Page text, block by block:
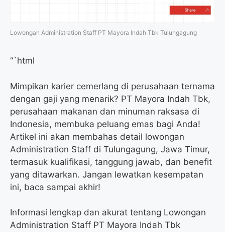
Lowongan Administration Staff PT Mayora Indah Tbk Tulungagung
“`html
Mimpikan karier cemerlang di perusahaan ternama
dengan gaji yang menarik? PT Mayora Indah Tbk,
perusahaan makanan dan minuman raksasa di
Indonesia, membuka peluang emas bagi Anda!
Artikel ini akan membahas detail lowongan
Administration Staff di Tulungagung, Jawa Timur,
termasuk kualifikasi, tanggung jawab, dan benefit
yang ditawarkan. Jangan lewatkan kesempatan
ini, baca sampai akhir!
Informasi lengkap dan akurat tentang Lowongan
Administration Staff PT Mayora Indah Tbk